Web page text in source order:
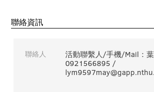
聯絡資訊
聯絡人
活動聯繫人/手機/Mail：
0921566895 /